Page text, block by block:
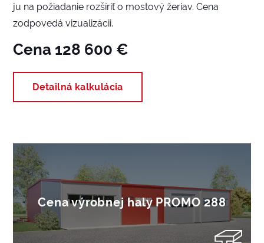
ju na požiadanie rozšíriť o mostový žeriav. Cena
zodpovedá vizualizácii.
Cena 128 600 €
Detailná kalkulácia
Cena výrobnej haly PROMO 288